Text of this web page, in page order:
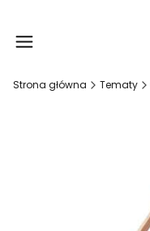
Strona główna Tematy